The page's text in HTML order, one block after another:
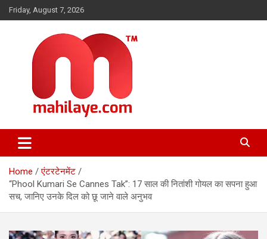
Skip
to
Friday, August 7, 2026
Mahilaye.com
Home
एंटरटेनमेंट
“Phool Kumari Se Cannes Tak”: 17 साल की नितांशी गोयल का सपना हुआ
सच, जानिए उनके दिल को छू जाने वाले अनुभव